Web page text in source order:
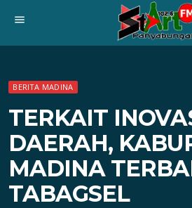
menu
BERITA MADINA
TERKAIT
DAERAH,
MADINA
TABAGSEL